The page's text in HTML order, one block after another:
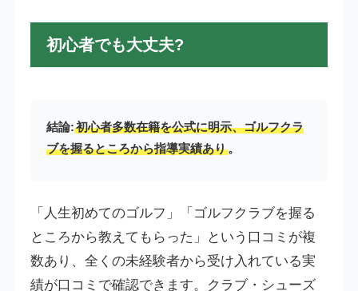
初心者でも大丈夫?
結論:初心者多数在籍を公式に明示、ゴルフクラ
ブを握るところから指導実績あり。
「人生初めてのゴルフ」「ゴルフクラブを握る
ところから教えてもらった」という口コミが複
数あり、全くの未経験者から受け入れている実
績が口コミで確認できます。クラブ・シューズ